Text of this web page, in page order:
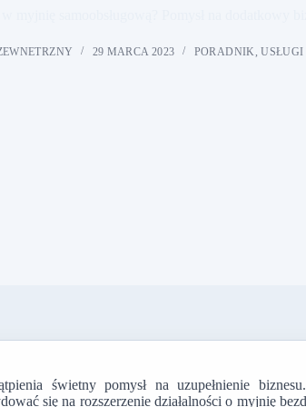
29 MARCA 2023 PORADNIK ,USŁUGI
świetny pomysł na uzupełnienie
się na rozszerzenie działalności o myjnię